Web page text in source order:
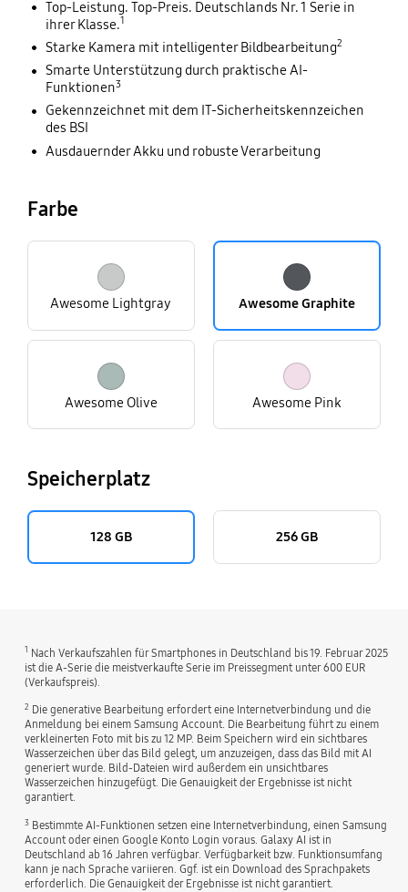
Top-Leistung. Top-Preis. Deutschlands Nr. 1 Serie in
ihrer Klasse.1
Starke Kamera mit intelligenter Bildbearbeitung2
Smarte Unterstützung durch praktische AI-
Funktionen3
Gekennzeichnet mit dem IT-Sicherheitskennzeichen
des BSI
Ausdauernder Akku und robuste Verarbeitung
Farbe
Awesome Lightgray Awesome Graphite
Awesome Olive Awesome Pink
Speicherplatz
128 GB 256 GB
1 Nach Verkaufszahlen für Smartphones in Deutschland bis 19. Februar 2025
ist die A-Serie die meistverkaufte Serie im Preissegment unter 600 EUR
(Verkaufspreis).
2 Die generative Bearbeitung erfordert eine Internetverbindung und die
Anmeldung bei einem Samsung Account. Die Bearbeitung führt zu einem
verkleinerten Foto mit bis zu 12 MP. Beim Speichern wird ein sichtbares
Wasserzeichen über das Bild gelegt, um anzuzeigen, dass das Bild mit AI
generiert wurde. Bild-Dateien wird außerdem ein unsichtbares
Wasserzeichen hinzugefügt. Die Genauigkeit der Ergebnisse ist nicht
garantiert.
3 Bestimmte AI-Funktionen setzen eine Internetverbindung, einen Samsung
Account oder einen Google Konto Login voraus. Galaxy AI ist in
Deutschland ab 16 Jahren verfügbar. Verfügbarkeit bzw. Funktionsumfang
kann je nach Sprache variieren. Ggf. ist ein Download des Sprachpakets
erforderlich. Die Genauigkeit der Ergebnisse ist nicht garantiert.